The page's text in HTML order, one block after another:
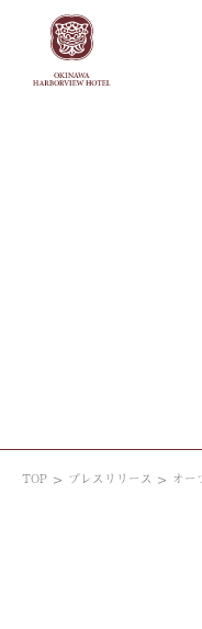
TOP プレスリリース オー